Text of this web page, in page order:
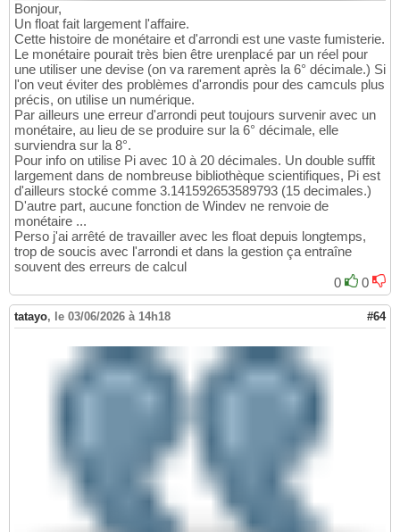
Bonjour,
Un float fait largement l'affaire.
Cette histoire de monétaire et d'arrondi est une vaste fumisterie.
Le monétaire pourait très bien être urenplacé par un réel pour
une utiliser une devise (on va rarement après la 6° décimale.) Si
l'on veut éviter des problèmes d'arrondis pour des camculs plus
précis, on utilise un numérique.
Par ailleurs une erreur d'arrondi peut toujours survenir avec un
monétaire, au lieu de se produire sur la 6° décimale, elle
surviendra sur la 8°.
Pour info on utilise Pi avec 10 à 20 décimales. Un double suffit
largement dans de nombreuse bibliothèque scientifiques, Pi est
d'ailleurs stocké comme 3.141592653589793 (15 decimales.)
D'autre part, aucune fonction de Windev ne renvoie de
monétaire ...
Perso j'ai arrêté de travailler avec les float depuis longtemps,
trop de soucis avec l'arrondi et dans la gestion ça entraîne
souvent des erreurs de calcul
0
0
tatayo, le 03/06/2026 à 14h18 #64